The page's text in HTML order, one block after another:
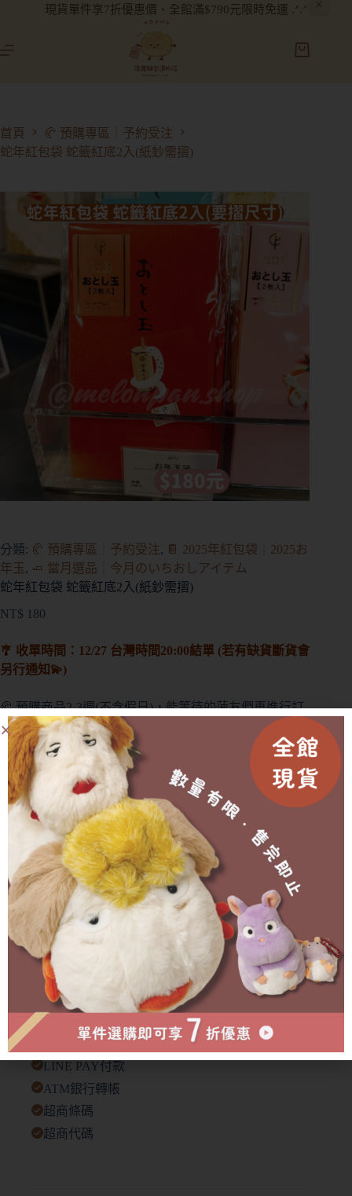
現貨單件享7折優惠價、全館滿$790元限時免運 .ᐟ.ᐟ
首頁
🥐 預購專區┊予約受注
蛇年紅包袋 蛇籤紅底2入(紙鈔需摺)
分類: 🥐 預購專區┊予約受注, 📔 2025年紅包袋┊2025お
年玉, 🧈 當月選品┊今月のいちおしアイテム
蛇年紅包袋 蛇籤紅底2入(紙鈔需摺)
NT$ 180
🎐 收單時間：12/27 台灣時間20:00結單 (若有缺貨斷貨會
另行通知💫)
🥐 預購商品2-3週(不含假日)，能等待的菠友們再進行訂
購(提前或延後都會另行通知)
🥐 外盒在運送中多少會有碰撞/碎裂等狀況發生，不會影
響商品本身🙇‍♀️
有需要協助的地方歡迎私訊官方賴詢問🫶🏻
成為會員即可享有折扣！
物流方式
付款方式
超商取貨付款
LINE PAY付款
ATM銀行轉帳
超商條碼
超商代碼